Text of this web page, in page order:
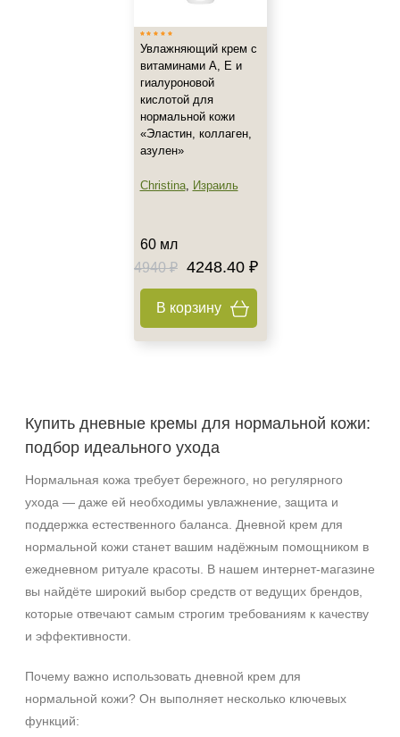
Любой возраст (от 18 лет)
Воспаление
Показать еще
Применение
Под макияж
После пилинга
Результат
Гладкость
Защита
Показать еще
Область применения
Увлажняющий крем c
витаминами А, Е и
гиалуроновой
кислотой для
нормальной кожи
«Эластин, коллаген,
азулен»
Christina, Израиль
60 мл
4940 ₽ 4248.40 ₽
В корзину
Купить дневные кремы для нормальной кожи:
подбор идеального ухода
Нормальная кожа требует бережного, но регулярного
ухода — даже ей необходимы увлажнение, защита и
поддержка естественного баланса. Дневной крем для
нормальной кожи станет вашим надёжным помощником в
ежедневном ритуале красоты. В нашем интернет‑магазине
вы найдёте широкий выбор средств от ведущих брендов,
которые отвечают самым строгим требованиям к качеству
и эффективности.
Почему важно использовать дневной крем для
нормальной кожи? Он выполняет несколько ключевых
функций: